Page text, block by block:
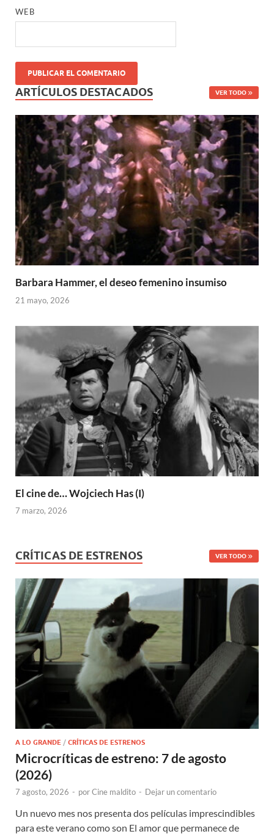
WEB
ARTÍCULOS DESTACADOS VER TODO
Barbara Hammer, el deseo femenino insumiso
21 mayo, 2026
El cine de… Wojciech Has (I)
7 marzo, 2026
CRÍTICAS DE ESTRENOS VER TODO
A LO GRANDE / CRÍTICAS DE ESTRENOS
Microcríticas de estreno: 7 de agosto
(2026)
7 agosto, 2026 - porCine maldito - Dejar un comentario
Un nuevo mes nos presenta dos películas imprescindibles
para este verano como son El amor que permanece de